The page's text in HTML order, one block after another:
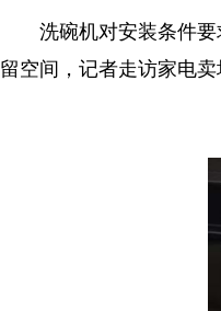
洗碗机对安装条件要
留空间，记者走访家电